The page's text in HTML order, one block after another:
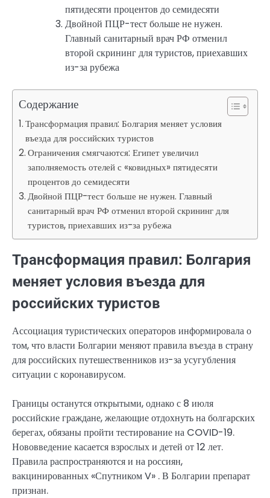
пятидесяти процентов до семидесяти
Двойной ПЦР-тест больше не нужен.
Главный санитарный врач РФ отменил
второй скрининг для туристов, приехавших
из-за рубежа
Содержание
Трансформация правил: Болгария меняет условия
въезда для российских туристов
Ограничения смягчаются: Египет увеличил
заполняемость отелей с «ковидных» пятидесяти
процентов до семидесяти
Двойной ПЦР-тест больше не нужен. Главный
санитарный врач РФ отменил второй скрининг для
туристов, приехавших из-за рубежа
Трансформация правил: Болгария
меняет условия въезда для
российских туристов
Ассоциация туристических операторов информировала о
том, что власти Болгарии меняют правила въезда в страну
для российских путешественников из-за усугубления
ситуации с коронавирусом.
Границы останутся открытыми, однако с 8 июля
российские граждане, желающие отдохнуть на болгарских
берегах, обязаны пройти тестирование на COVID-19.
Нововведение касается взрослых и детей от 12 лет.
Правила распространяются и на россиян,
вакцинированных «Спутником V» . В Болгарии препарат
признан.